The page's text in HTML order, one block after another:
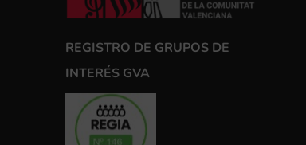
REGISTRO DE GRUPOS DE
INTERÉS GVA